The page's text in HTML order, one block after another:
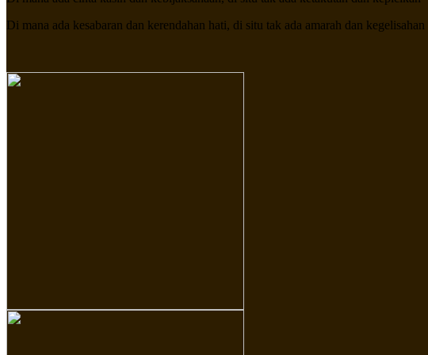
Di mana ada kesabaran dan kerendahan hati, di situ tak ada amarah dan kegelisahan